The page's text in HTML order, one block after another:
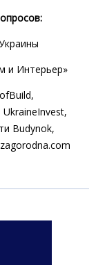
и Интерьер»
Budynok,